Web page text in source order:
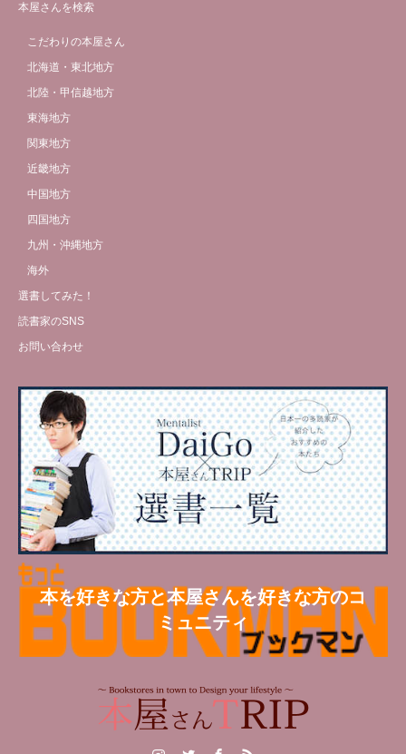
本屋さんを検索
こだわりの本屋さん
北海道・東北地方
北陸・甲信越地方
東海地方
関東地方
近畿地方
中国地方
四国地方
九州・沖縄地方
海外
選書してみた！
読書家のSNS
お問い合わせ
本を好きな方と本屋さんを好きな方のコ
ミュニティ